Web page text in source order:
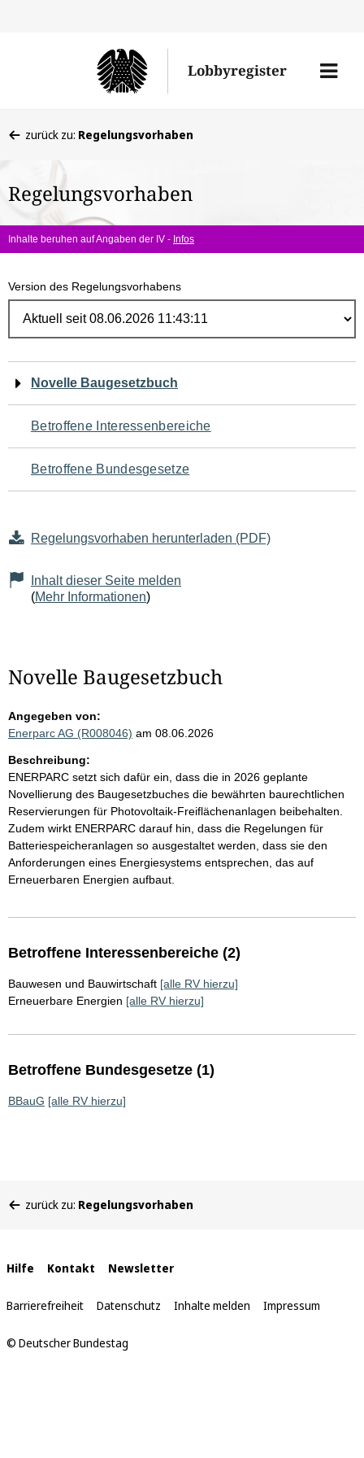
Lobbyregister
Menü
befinden
hier:
zurück zu: Regelungsvorhaben
Regelungsvorhaben
Inhalte beruhen auf Angaben der IV - Infos
Version des Regelungsvorhabens
Navigation
für
den
Seiteninhalt
Novelle Baugesetzbuch
Betroffene Interessenbereiche
Betroffene Bundesgesetze
Regelungsvorhaben herunterladen (PDF)
Inhalt dieser Seite melden
(Mehr Informationen)
Novelle Baugesetzbuch
Angegeben von:
Enerparc AG (R008046) am 08.06.2026
Beschreibung:
ENERPARC setzt sich dafür ein, dass die in 2026 geplante
Novellierung des Baugesetzbuches die bewährten baurechtlichen
Reservierungen für Photovoltaik-Freiflächenanlagen beibehalten.
Zudem wirkt ENERPARC darauf hin, dass die Regelungen für
Batteriespeicheranlagen so ausgestaltet werden, dass sie den
Anforderungen eines Energiesystems entsprechen, das auf
Erneuerbaren Energien aufbaut.
Betroffene Interessenbereiche (2)
Bauwesen und Bauwirtschaft [alle RV hierzu]
Erneuerbare Energien [alle RV hierzu]
Betroffene Bundesgesetze (1)
BBauG [alle RV hierzu]
befinden
zurück zu: Regelungsvorhaben
Interne
Links
Hilfe Kontakt Newsletter
Barrierefreiheit Datenschutz Inhalte melden Impressum
© Deutscher Bundestag